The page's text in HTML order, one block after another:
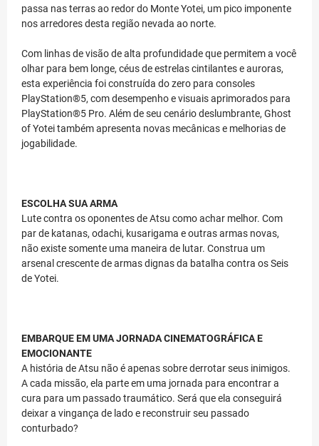
passa nas terras ao redor do Monte Yotei, um pico imponente
nos arredores desta região nevada ao norte.
Com linhas de visão de alta profundidade que permitem a você
olhar para bem longe, céus de estrelas cintilantes e auroras,
esta experiência foi construída do zero para consoles
PlayStation®5, com desempenho e visuais aprimorados para
PlayStation®5 Pro. Além de seu cenário deslumbrante, Ghost
of Yotei também apresenta novas mecânicas e melhorias de
jogabilidade.
ESCOLHA SUA ARMA
Lute contra os oponentes de Atsu como achar melhor. Com
par de katanas, odachi, kusarigama e outras armas novas,
não existe somente uma maneira de lutar. Construa um
arsenal crescente de armas dignas da batalha contra os Seis
de Yotei.
EMBARQUE EM UMA JORNADA CINEMATOGRÁFICA E
EMOCIONANTE
A história de Atsu não é apenas sobre derrotar seus inimigos.
A cada missão, ela parte em uma jornada para encontrar a
cura para um passado traumático. Será que ela conseguirá
deixar a vingança de lado e reconstruir seu passado
conturbado?